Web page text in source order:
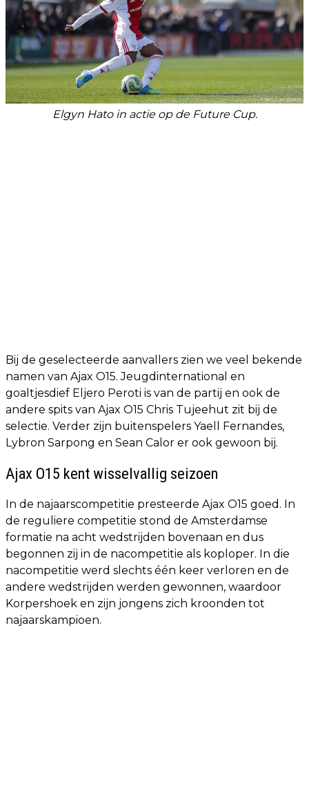
Elgyn Hato in actie op de Future Cup.
Bij de geselecteerde aanvallers zien we veel bekende
namen van Ajax O15. Jeugdinternational en
goaltjesdief Eljero Peroti is van de partij en ook de
andere spits van Ajax O15 Chris Tujeehut zit bij de
selectie. Verder zijn buitenspelers Yaell Fernandes,
Lybron Sarpong en Sean Calor er ook gewoon bij.
Ajax O15 kent wisselvallig seizoen
In de najaarscompetitie presteerde Ajax O15 goed. In
de reguliere competitie stond de Amsterdamse
formatie na acht wedstrijden bovenaan en dus
begonnen zij in de nacompetitie als koploper. In die
nacompetitie werd slechts één keer verloren en de
andere wedstrijden werden gewonnen, waardoor
Korpershoek en zijn jongens zich kroonden tot
najaarskampioen.